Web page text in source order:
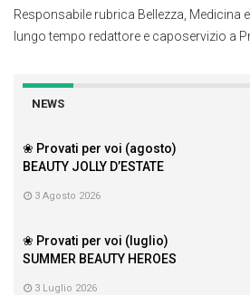
Responsabile rubrica Bellezza, Medicina
lungo tempo redattore e caposervizio a
NEWS
❀ Provati per voi (agosto)
BEAUTY JOLLY D’ESTATE
3 Agosto 2026
❀ Provati per voi (luglio)
SUMMER BEAUTY HEROES
3 Luglio 2026